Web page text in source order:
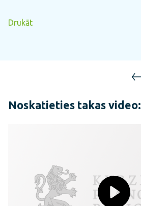
Drukāt
Noskatieties takas video: